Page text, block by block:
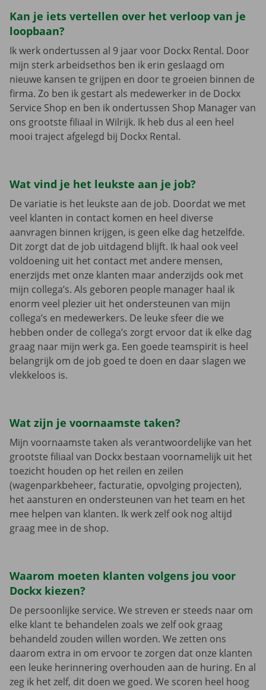
Kan je iets vertellen over het verloop van je
loopbaan?
Ik werk ondertussen al 9 jaar voor Dockx Rental. Door
mijn sterk arbeidsethos ben ik erin geslaagd om
nieuwe kansen te grijpen en door te groeien binnen de
firma. Zo ben ik gestart als medewerker in de Dockx
Service Shop en ben ik ondertussen Shop Manager van
ons grootste filiaal in Wilrijk. Ik heb dus al een heel
mooi traject afgelegd bij Dockx Rental.
Wat vind je het leukste aan je job?
De variatie is het leukste aan de job. Doordat we met
veel klanten in contact komen en heel diverse
aanvragen binnen krijgen, is geen elke dag hetzelfde.
Dit zorgt dat de job uitdagend blijft. Ik haal ook veel
voldoening uit het contact met andere mensen,
enerzijds met onze klanten maar anderzijds ook met
mijn collega’s. Als geboren people manager haal ik
enorm veel plezier uit het ondersteunen van mijn
collega’s en medewerkers. De leuke sfeer die we
hebben onder de collega’s zorgt ervoor dat ik elke dag
graag naar mijn werk ga. Een goede teamspirit is heel
belangrijk om de job goed te doen en daar slagen we
vlekkeloos is.
Wat zijn je voornaamste taken?
Mijn voornaamste taken als verantwoordelijke van het
grootste filiaal van Dockx bestaan voornamelijk uit het
toezicht houden op het reilen en zeilen
(wagenparkbeheer, facturatie, opvolging projecten),
het aansturen en ondersteunen van het team en het
mee helpen van klanten. Ik werk zelf ook nog altijd
graag mee in de shop.
Waarom moeten klanten volgens jou voor
Dockx kiezen?
De persoonlijke service. We streven er steeds naar om
elke klant te behandelen zoals we zelf ook graag
behandeld zouden willen worden. We zetten ons
daarom extra in om ervoor te zorgen dat onze klanten
een leuke herinnering overhouden aan de huring. En al
zeg ik het zelf, dit doen we goed. We scoren heel hoog